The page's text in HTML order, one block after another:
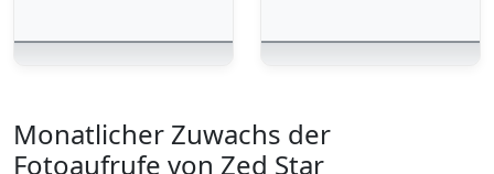
Monatlicher Zuwachs der
Fotoaufrufe von Zed Star